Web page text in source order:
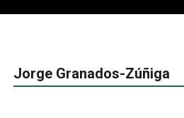
Jorge Granados-Zúñiga